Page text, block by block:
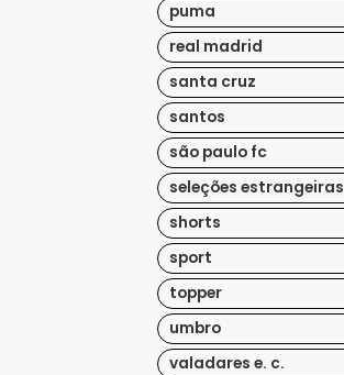
puma
real madrid
santa cruz
santos
são paulo fc
seleções estrangeiras
shorts
sport
topper
umbro
valadares e. c.